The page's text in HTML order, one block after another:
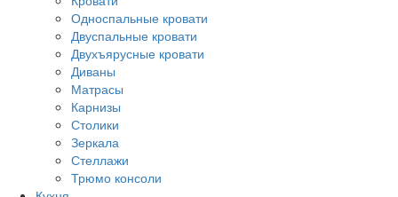
Односпальные кровати
Двуспальные кровати
Двухъярусные кровати
Диваны
Матрасы
Карнизы
Столики
Зеркала
Стеллажи
Трюмо консоли